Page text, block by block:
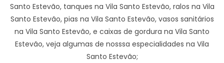
Santo Estevão, tanques na Vila Santo Estevão, ralos na Vila
Santo Estevão, pias na Vila Santo Estevão, vasos sanitários
na Vila Santo Estevão, e caixas de gordura na Vila Santo
Estevão, veja algumas de nosssa especialidades na Vila
Santo Estevão;